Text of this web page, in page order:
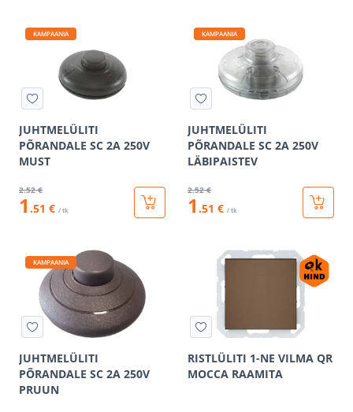
KAMPAANIA
JUHTMELÜLITI
PÕRANDALE SC 2A 250V
MUST
2.52 €
1 .51 € / tk
KAMPAANIA
JUHTMELÜLITI
PÕRANDALE SC 2A 250V
LÄBIPAISTEV
2.52 €
1 .51 € / tk
KAMPAANIA
JUHTMELÜLITI
PÕRANDALE SC 2A 250V
PRUUN
RISTLÜLITI 1-NE VILMA QR
MOCCA RAAMITA